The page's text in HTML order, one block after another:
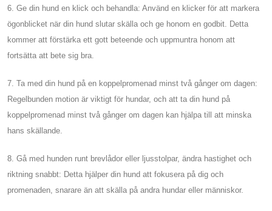
6. Ge din hund en klick och behandla: Använd en klicker för att markera
ögonblicket när din hund slutar skälla och ge honom en godbit. Detta
kommer att förstärka ett gott beteende och uppmuntra honom att
fortsätta att bete sig bra.
7. Ta med din hund på en koppelpromenad minst två gånger om dagen:
Regelbunden motion är viktigt för hundar, och att ta din hund på
koppelpromenad minst två gånger om dagen kan hjälpa till att minska
hans skällande.
8. Gå med hunden runt brevlådor eller ljusstolpar, ändra hastighet och
riktning snabbt: Detta hjälper din hund att fokusera på dig och
promenaden, snarare än att skälla på andra hundar eller människor.